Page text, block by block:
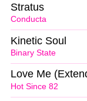
Conducta
Stratus
Binary State
Kinetic Soul
Hot Since 82
Love Me